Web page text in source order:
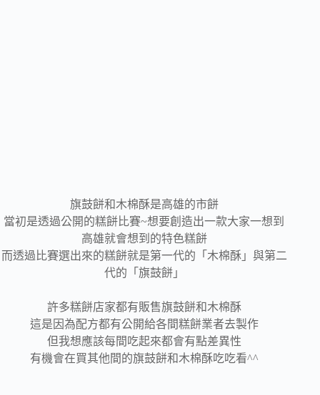
旗鼓餅和木棉酥是高雄的市餅
當初是透過公開的糕餅比賽~想要創造出一款大家一想到
高雄就會想到的特色糕餅
而透過比賽選出來的糕餅就是第一代的「木棉酥」與第二
代的「旗鼓餅」
許多糕餅店家都有販售旗鼓餅和木棉酥
這是因為配方都有公開給各間糕餅業者去製作
但我想應該每間吃起來都會有點差異性
有機會在買其他間的旗鼓餅和木棉酥吃吃看^^